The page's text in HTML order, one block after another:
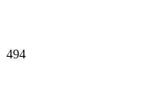
494